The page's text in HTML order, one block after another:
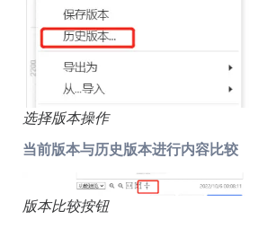
选择版本操作
当前版本与历史版本进行内容比较
版本比较按钮